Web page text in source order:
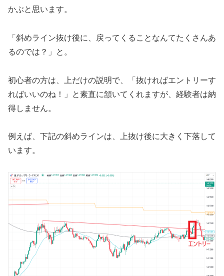
かぶと思います。
「斜めライン抜け後に、戻ってくることなんてたくさんあ
るのでは？」と。
初心者の方は、上だけの説明で、「抜ければエントリーす
ればいいのね！」と素直に頷いてくれますが、経験者は納
得しません。
例えば、下記の斜めラインは、上抜け後に大きく下落して
います。